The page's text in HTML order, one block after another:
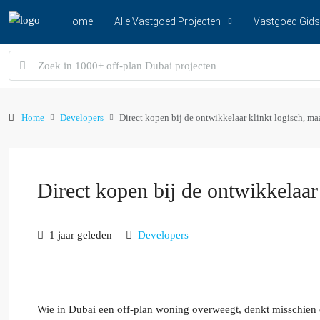
Home Alle Vastgoed Projecten Vastgoed Gids
Home Developers Direct kopen bij de ontwikkelaar klinkt logisch,
Direct kopen bij de
1 jaar geleden Developers
Wie in Dubai een off-plan woning overweegt, denkt